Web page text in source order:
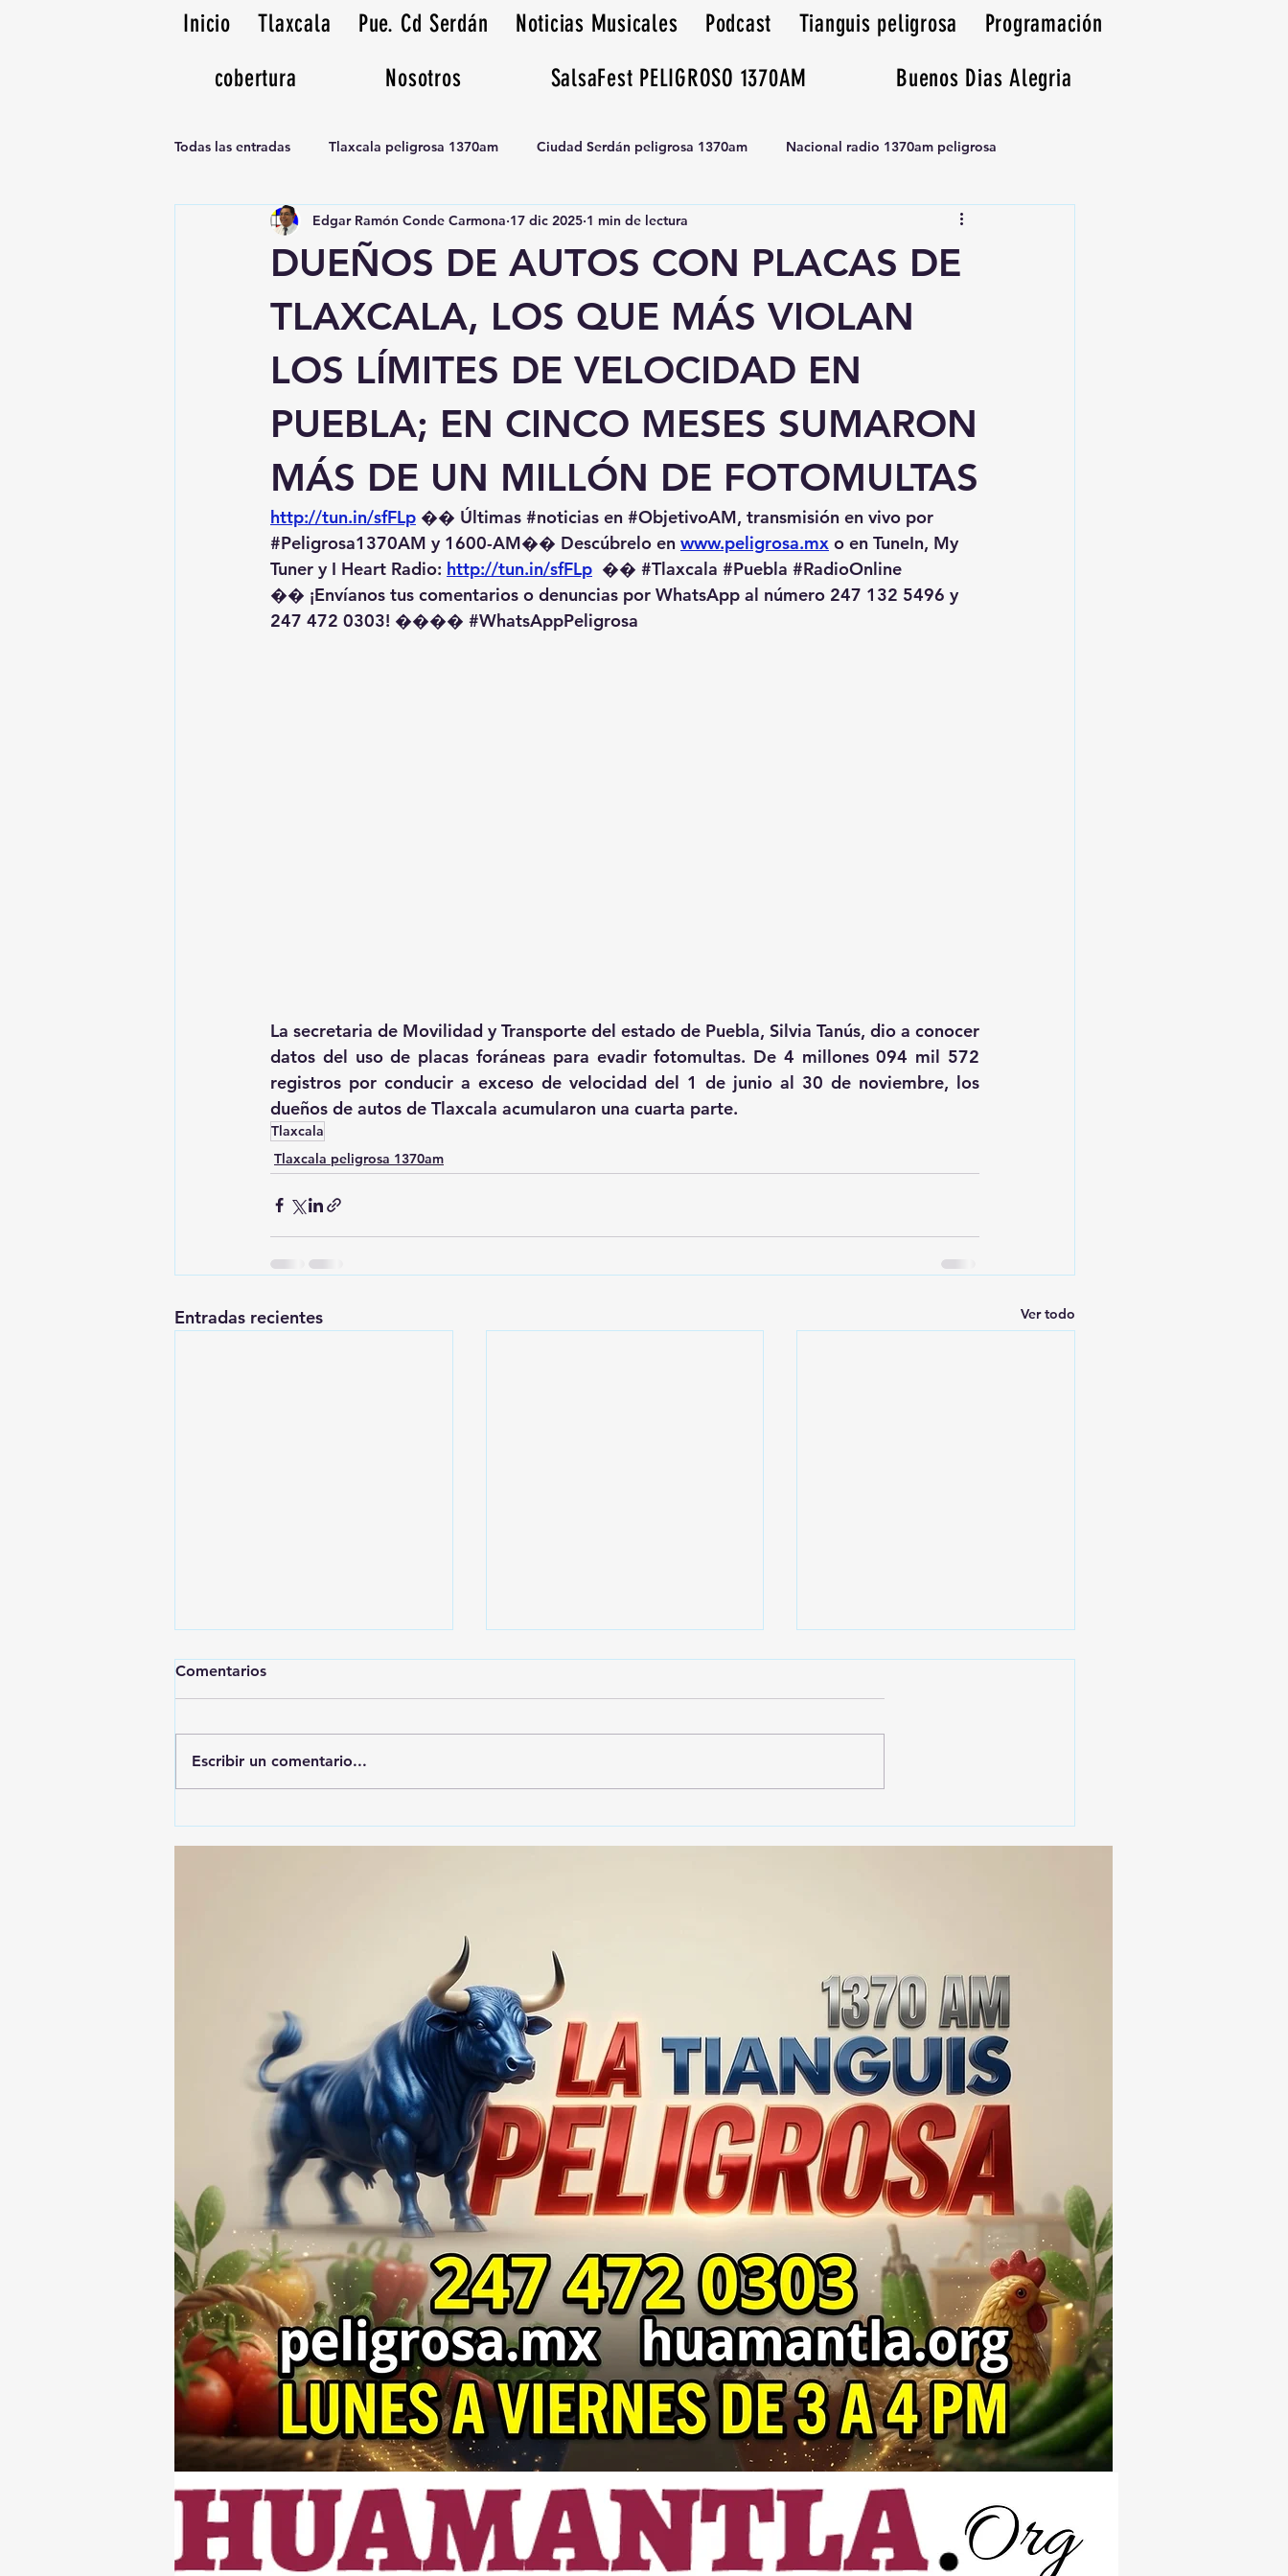
Inicio Tlaxcala Pue. Cd Serdán Noticias Musicales Podcast Tianguis peligrosa
Programación
cobertura
Nosotros SalsaFest PELIGROSO 1370AM Buenos Dias Alegria
Todas las entradas Tlaxcala peligrosa 1370am Ciudad Serdán peligrosa 1370am Nacional radio 1370am peligrosa
Noticias Musicales radio 1370am Tianguis peligrosa 1370am huamantla
DUEÑOS DE AUTOS CON PLACAS DE
TLAXCALA, LOS QUE MÁS VIOLAN
LOS LÍMITES DE VELOCIDAD EN
PUEBLA; EN CINCO MESES SUMARON
MÁS DE UN MILLÓN DE FOTOMULTAS
Edgar Ramón Conde Carmona 17 dic 2025 1 min de lectura
http://tun.in/sfFLp �� Últimas #noticias en #ObjetivoAM, transmisión en vivo por
#Peligrosa1370AM y 1600-AM��️ Descúbrelo en www.peligrosa.mx o en TuneIn, My
Tuner y I Heart Radio: http://tun.in/sfFLp �� #Tlaxcala #Puebla #RadioOnline
�� ¡Envíanos tus comentarios o denuncias por WhatsApp al número 247 132 5496 y
247 472 0303! ��️�� #WhatsAppPeligrosa
La secretaria de Movilidad y Transporte del estado de Puebla, Silvia Tanús, dio a conocer
datos del uso de placas foráneas para evadir fotomultas. De 4 millones 094 mil 572
registros por conducir a exceso de velocidad del 1 de junio al 30 de noviembre, los
dueños de autos de Tlaxcala acumularon una cuarta parte.
Tlaxcala
Tlaxcala peligrosa 1370am
Entradas recientes Ver todo
asegura que no habrá
destaca instalación de 2 mil
prohibición de la SMyT y
Comentarios
Escribir un comentario...